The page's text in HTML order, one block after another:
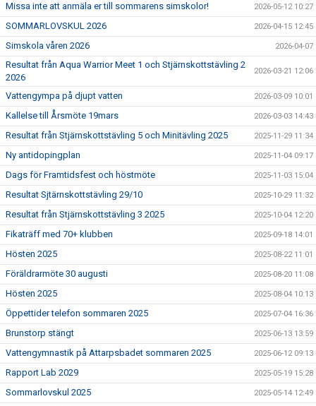
Missa inte att anmäla er till sommarens simskolor! 2026-05-12 10:27
SOMMARLOVSKUL 2026 2026-04-15 12:45
Simskola våren 2026 2026-04-07
Resultat från Aqua Warrior Meet 1 och Stjärnskottstävling 2
2026
2026-03-21 12:06
Vattengympa på djupt vatten 2026-03-09 10:01
Kallelse till Årsmöte 19mars 2026-03-03 14:43
Resultat från Stjärnskottstävling 5 och Minitävling 2025 2025-11-29 11:34
Ny antidopingplan 2025-11-04 09:17
Dags för Framtidsfest och höstmöte 2025-11-03 15:04
Resultat Sjtärnskottstävling 29/10 2025-10-29 11:32
Resultat från Stjärnskottstävling 3 2025 2025-10-04 12:20
Fikaträff med 70+ klubben 2025-09-18 14:01
Hösten 2025 2025-08-22 11:01
Föräldrarmöte 30 augusti 2025-08-20 11:08
Hösten 2025 2025-08-04 10:13
Öppettider telefon sommaren 2025 2025-07-04 16:36
Brunstorp stängt 2025-06-13 13:59
Vattengymnastik på Attarpsbadet sommaren 2025 2025-06-12 09:13
Rapport Lab 2029 2025-05-19 15:28
Sommarlovskul 2025 2025-05-14 12:49